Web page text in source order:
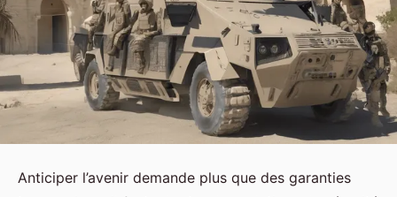
Anticiper l’avenir demande plus que des garanties